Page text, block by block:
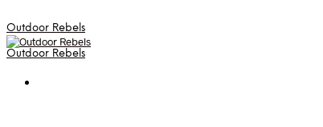
Outdoor Rebels
Outdoor Rebels